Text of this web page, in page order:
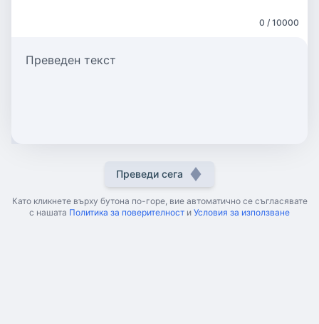
0 / 10000
Преведен текст
Преведи сега
Като кликнете върху бутона по-горе, вие автоматично се съгласявате
с нашата Политика за поверителност и Условия за използване